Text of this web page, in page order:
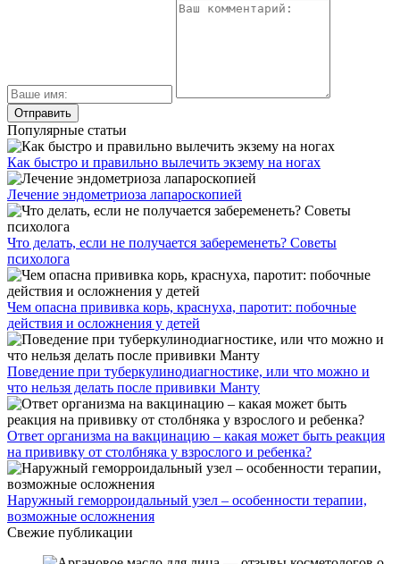
Популярные статьи
Как быстро и правильно вылечить экзему на ногах
Лечение эндометриоза лапароскопией
Что делать, если не получается забеременеть? Советы
психолога
Чем опасна прививка корь, краснуха, паротит: побочные
действия и осложнения у детей
Поведение при туберкулинодиагностике, или что можно и
что нельзя делать после прививки Манту
Ответ организма на вакцинацию – какая может быть реакция
на прививку от столбняка у взрослого и ребенка?
Наружный геморроидальный узел – особенности терапии,
возможные осложнения
Свежие публикации